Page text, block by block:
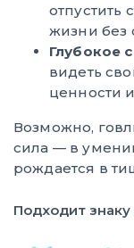
отпустить
жизни без
Глубокое
видеть
ценности
Возможно,
сила — в
рождается в
Подходит знаку